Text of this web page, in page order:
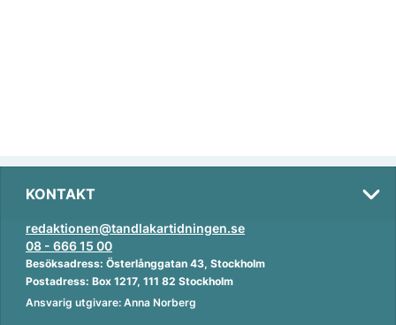
KONTAKT
redaktionen@tandlakartidningen.se
08 - 666 15 00
Besöksadress: Österlånggatan 43, Stockholm
Postadress: Box 1217, 111 82 Stockholm
Ansvarig utgivare: Anna Norberg